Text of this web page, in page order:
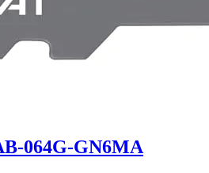
064G-GN6MA